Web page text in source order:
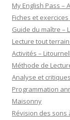
My English Pass –
Fiches et
Guide du maître –
Lecture tout
Activités –
Méthode de
Analyse et
Programmation
Maisonny
Révision des sons